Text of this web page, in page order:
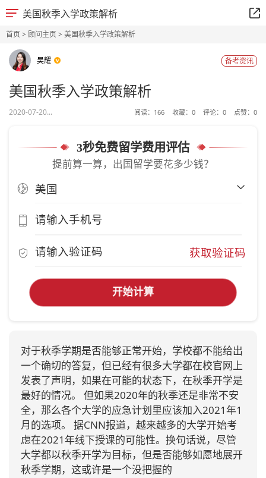
美国秋季入学政策解析
首页> 顾问主页> 美国秋季入学政策解析
吴耀 备考资讯
美国秋季入学政策解析
2020-07-20... 阅读： 166 收藏： 0 评论： 0 点赞： 0
3秒免费留学费用评估
提前算一算，出国留学要花多少钱？
获取验证码
开始计算
对于秋季学期是否能够正常开始，学校都不能给出
一个确切的答复，但已经有很多大学都在校官网上
发表了声明，如果在可能的状态下，在秋季开学是
最好的情况。 但如果2020年的秋季还是非常不安
全，那么各个大学的应急计划里应该加入2021年1
月的选项。 据CNN报道，越来越多的大学开始考
虑在2021年线下授课的可能性。换句话说，尽管
大学都以秋季开学为目标，但是否能够如愿地展开
秋季学期，这或许是一个没把握的